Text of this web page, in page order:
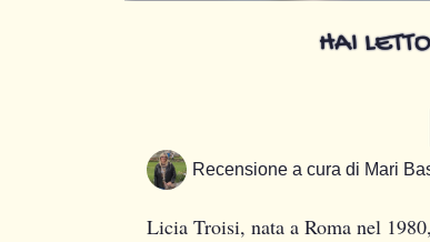
HAI
Recensione a cura di Mari
Licia Troisi, nata a Roma nel